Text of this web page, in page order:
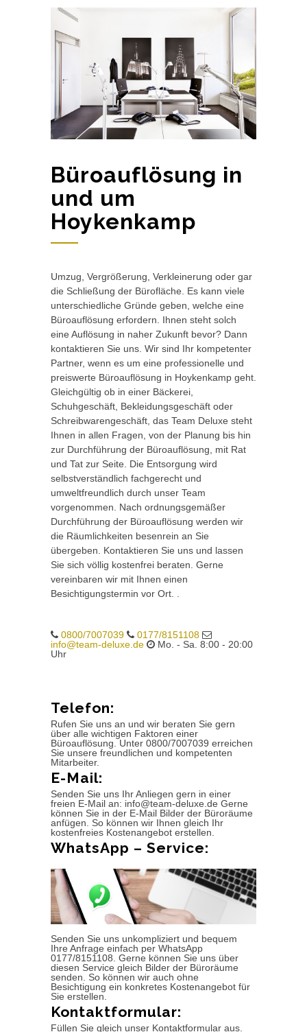
Büroauflösung in
und um
Hoykenkamp
Umzug, Vergrößerung, Verkleinerung oder gar
die Schließung der Bürofläche. Es kann viele
unterschiedliche Gründe geben, welche eine
Büroauflösung erfordern. Ihnen steht solch
eine Auflösung in naher Zukunft bevor? Dann
kontaktieren Sie uns. Wir sind Ihr kompetenter
Partner, wenn es um eine professionelle und
preiswerte Büroauflösung in Hoykenkamp geht.
Gleichgültig ob in einer Bäckerei,
Schuhgeschäft, Bekleidungsgeschäft oder
Schreibwarengeschäft, das Team Deluxe steht
Ihnen in allen Fragen, von der Planung bis hin
zur Durchführung der Büroauflösung, mit Rat
und Tat zur Seite. Die Entsorgung wird
selbstverständlich fachgerecht und
umweltfreundlich durch unser Team
vorgenommen. Nach ordnungsgemäßer
Durchführung der Büroauflösung werden wir
die Räumlichkeiten besenrein an Sie
übergeben. Kontaktieren Sie uns und lassen
Sie sich völlig kostenfrei beraten. Gerne
vereinbaren wir mit Ihnen einen
Besichtigungstermin vor Ort. .
0800/7007039
0177/8151108
info@team-deluxe.de
Mo. - Sa. 8:00 - 20:00
Uhr
Telefon:
Rufen Sie uns an und wir beraten Sie gern
über alle wichtigen Faktoren einer
Büroauflösung. Unter 0800/7007039 erreichen
Sie unsere freundlichen und kompetenten
Mitarbeiter.
E-Mail:
Senden Sie uns Ihr Anliegen gern in einer
freien E-Mail an: info@team-deluxe.de Gerne
können Sie in der E-Mail Bilder der Büroräume
anfügen. So können wir Ihnen gleich Ihr
kostenfreies Kostenangebot erstellen.
WhatsApp – Service:
Senden Sie uns unkompliziert und bequem
Ihre Anfrage einfach per WhatsApp
0177/8151108. Gerne können Sie uns über
diesen Service gleich Bilder der Büroräume
senden. So können wir auch ohne
Besichtigung ein konkretes Kostenangebot für
Sie erstellen.
Kontaktformular:
Füllen Sie gleich unser Kontaktformular aus.